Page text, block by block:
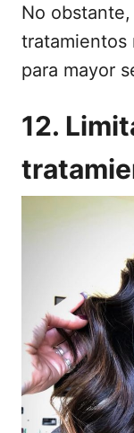
No
tratamientos
para mayor
12.